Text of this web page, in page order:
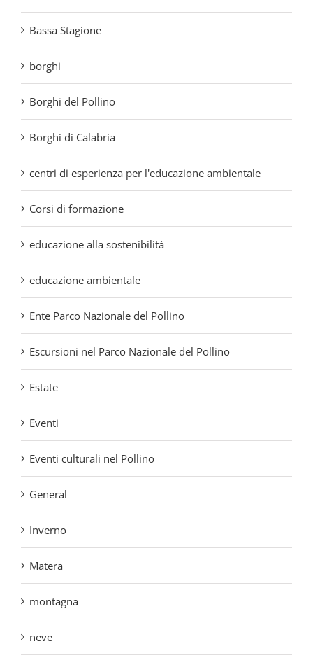
borghi
Borghi del Pollino
Borghi di Calabria
centri di esperienza per l'educazione ambientale
Corsi di formazione
educazione alla sostenibilità
educazione ambientale
Ente Parco Nazionale del Pollino
Escursioni nel Parco Nazionale del Pollino
Estate
Eventi
Eventi culturali nel Pollino
General
Inverno
Matera
montagna
neve
paesaggi